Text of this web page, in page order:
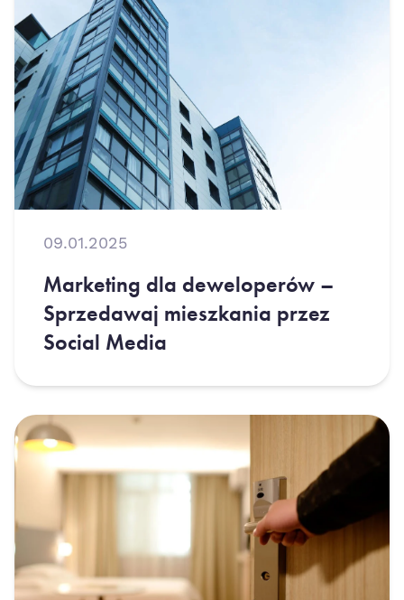
09.01.2025
Marketing dla deweloperów –
Sprzedawaj mieszkania przez
Social Media